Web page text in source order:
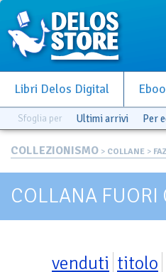
Libri Delos Digital
Sfoglia per Ultimi arrivi Per
COLLEZIONISMO > COLLANE >
COLLANA FUORI
venduti titolo